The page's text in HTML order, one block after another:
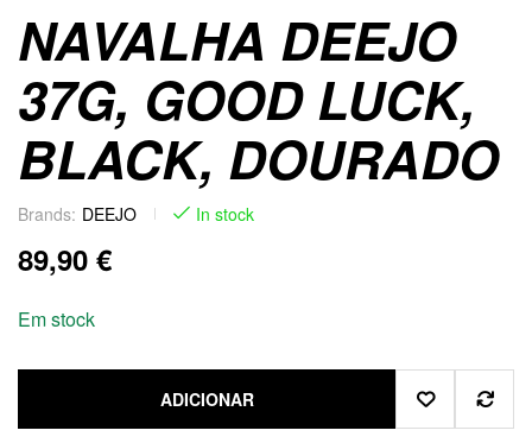
NAVALHA DEEJO
37G, GOOD LUCK,
BLACK, DOURADO
Brands: DEEJO In stock
89,90 €
Em stock
ADICIONAR